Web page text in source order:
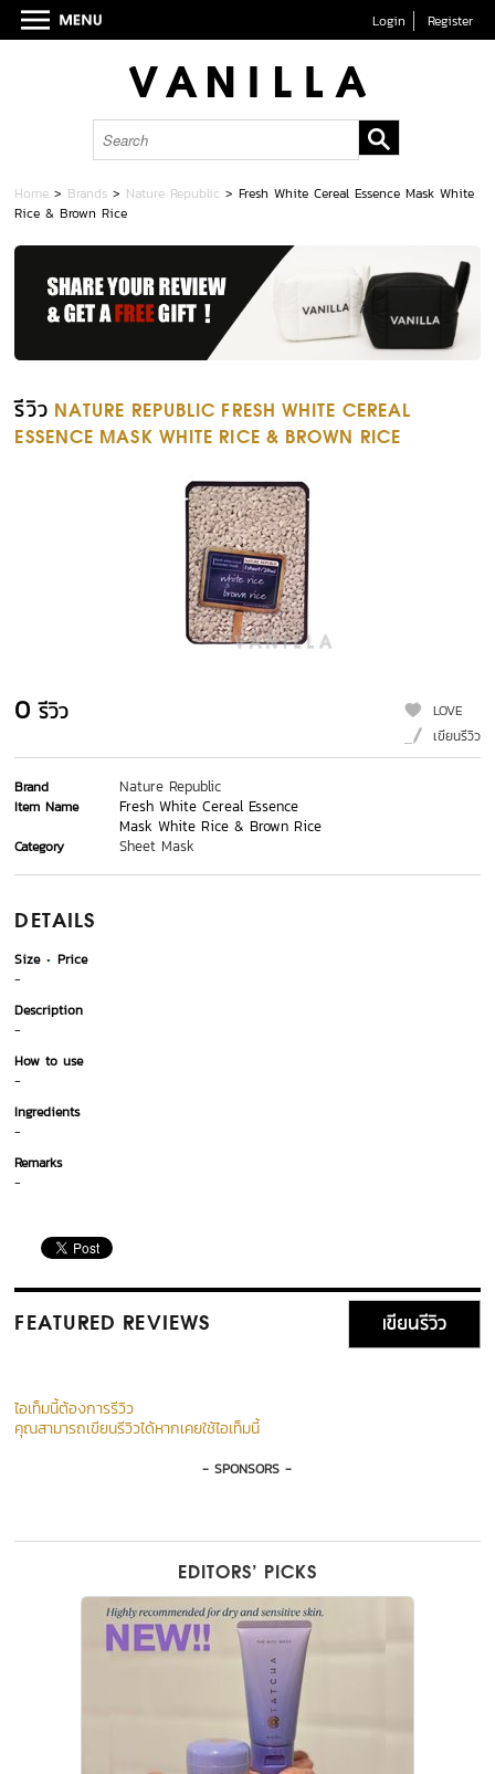
Login Register
Home > Brands > Nature Republic >Fresh White Cereal Essence Mask White
Rice & Brown Rice
รีวิว NATURE REPUBLIC FRESH WHITE CEREAL
ESSENCE MASK WHITE RICE & BROWN RICE
0 รีวิว
LOVE
เขียนรีวิว
Brand Nature Republic
Item Name
Fresh White Cereal Essence
Mask White Rice & Brown Rice
Category Sheet Mask
DETAILS
Size
Price
-
Description
-
How to use
-
Ingredients
-
Remarks
-
FEATURED REVIEWS เขียนรีวิว
ไอเท็มนี้ต้องการรีวิว
คุณสามารถเขียนรีวิวได้หากเคยใช้ไอเท็มนี้
- SPONSORS -
EDITORS’ PICKS